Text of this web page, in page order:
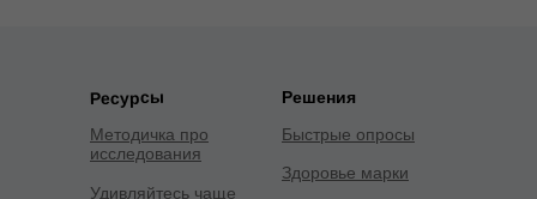
Решения
Быстрые опросы
Здоровье марки
Ресурсы
Методичка про
исследования
Удивляйтесь чаще